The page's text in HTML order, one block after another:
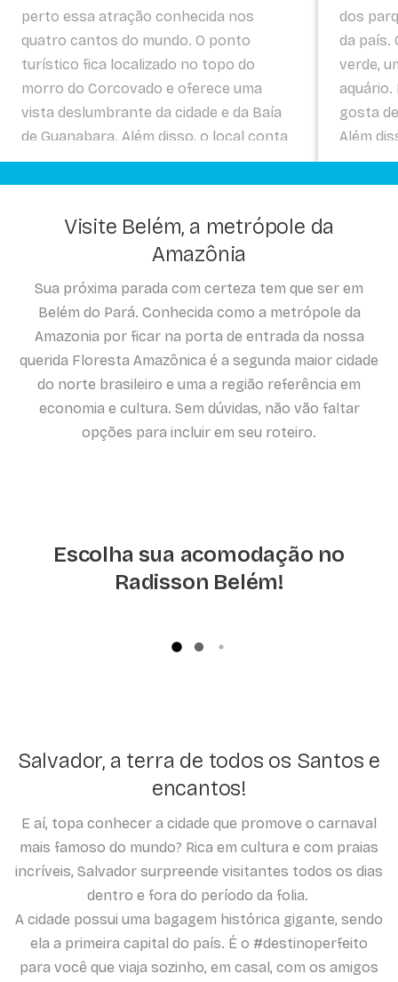
perto essa atração conhecida nos
quatro cantos do mundo. O ponto
turístico fica localizado no topo do
morro do Corcovado e oferece uma
vista deslumbrante da cidade e da Baía
de Guanabara. Além disso, o local conta
com restaurantes, cafeterias e bares
para uma experiência carioca completa.
dos
da país.
verde,
gosta
Além
sempre
Visite Belém, a metrópole da
Amazônia
Sua próxima parada com certeza tem que ser em
Belém do Pará. Conhecida como a metrópole da
Amazonia por ficar na porta de entrada da nossa
querida Floresta Amazônica é a segunda maior cidade
do norte brasileiro e uma a região referência em
economia e cultura. Sem dúvidas, não vão faltar
opções para incluir em seu roteiro.
Escolha sua acomodação no
Radisson Belém!
Salvador, a terra de todos os Santos e
encantos!
E aí, topa conhecer a cidade que promove o carnaval
mais famoso do mundo? Rica em cultura e com praias
incríveis, Salvador surpreende visitantes todos os dias
dentro e fora do período da folia.
A cidade possui uma bagagem histórica gigante, sendo
ela a primeira capital do país. É o #destinoperfeito
para você que viaja sozinho, em casal, com os amigos